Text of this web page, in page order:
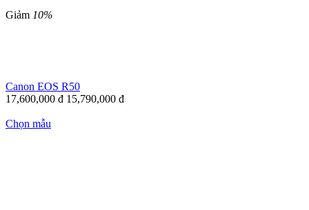
Giảm 10%
Canon EOS R50
17,600,000 đ 15,790,000 đ
Chọn mẫu